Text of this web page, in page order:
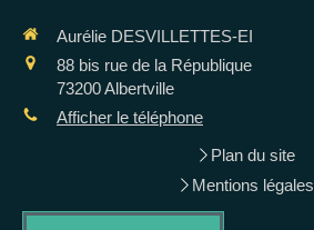
Aurélie DESVILLETTES-EI
88 bis rue de la République
73200Albertville
Afficher le téléphone
Plan du site
Mentions légales